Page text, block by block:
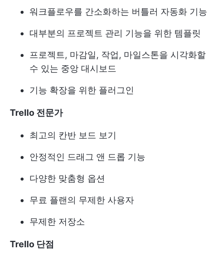
워크플로우를 간소화하는 버틀러 자동화 기능
대부분의 프로젝트 관리 기능을 위한 템플릿
프로젝트, 마감일, 작업, 마일스톤을 시각화할
수 있는 중앙 대시보드
기능 확장을 위한 플러그인
Trello 전문가
최고의 칸반 보드 보기
안정적인 드래그 앤 드롭 기능
다양한 맞춤형 옵션
무료 플랜의 무제한 사용자
무제한 저장소
Trello 단점